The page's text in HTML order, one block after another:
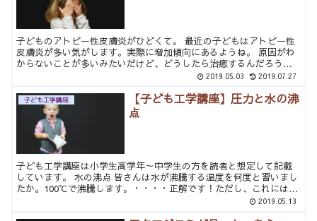
子どものアトピー性皮膚炎がひどくて。 最近の子どもはアトピー性
皮膚炎が多い気がします。実際に増加傾向にあるようね。 原因がわ
からないことが多いみたいだけど、どうしたら治癒するんだろう。
皮膚科受診で薬での治療がベースになるんでしょうけど、治...
2019.05.03 2019.07.27
子ども工学講座
【子ども工学講座】圧力と水の沸
点
子ども工学講座は小学生高学年～中学生の方を読者と想定して記載
しています。 水の沸点 皆さんは水が沸騰する温度を何度と習いまし
たか。100℃で沸騰します。・・・・正解です！ただし、これには条
2019.05.13